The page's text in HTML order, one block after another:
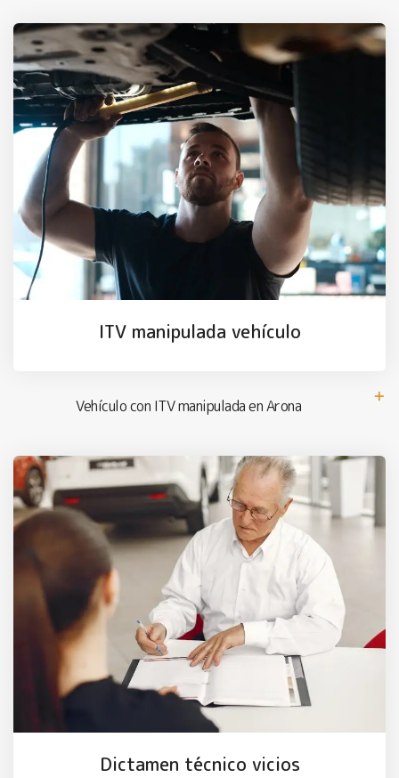
ITV manipulada vehículo
Vehículo con ITV manipulada en Arona
Dictamen técnico vicios